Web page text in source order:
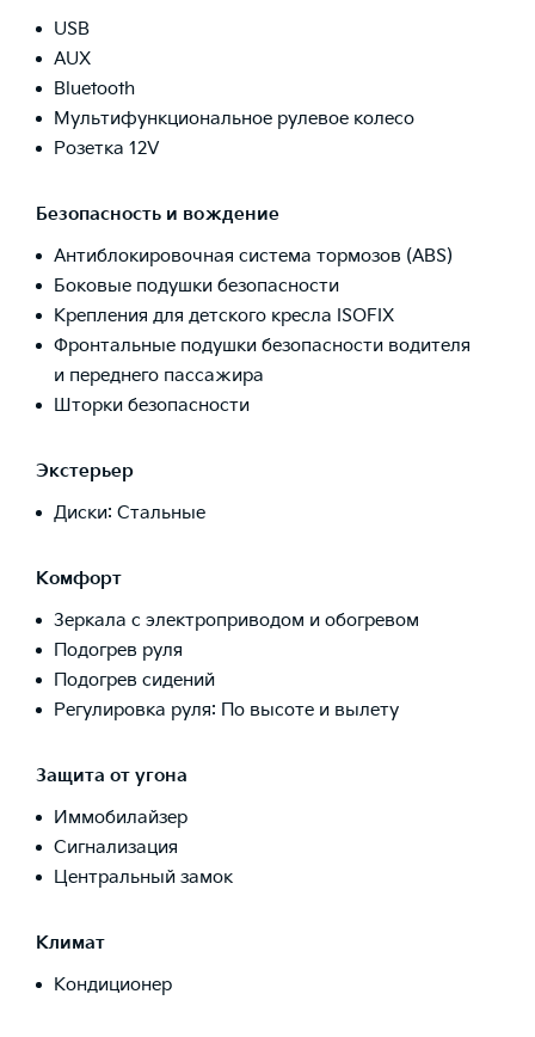
USB
AUX
Bluetooth
Мультифункциональное рулевое колесо
Розетка 12V
Безопасность и вождение
Антиблокировочная система тормозов (ABS)
Боковые подушки безопасности
Крепления для детского кресла ISOFIX
Фронтальные подушки безопасности водителя
и переднего пассажира
Шторки безопасности
Экстерьер
Диски: Стальные
Комфорт
Зеркала с электроприводом и обогревом
Подогрев руля
Подогрев сидений
Регулировка руля: По высоте и вылету
Защита от угона
Иммобилайзер
Сигнализация
Центральный замок
Климат
Кондиционер